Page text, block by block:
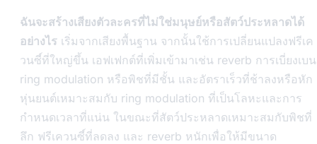
ฉันจะสร้างเสียงตัวละครที่ไม่ใช่มนุษย์หรือสัตว์ประหลาดได้
อย่างไร เริ่มจากเสียงพื้นฐาน จากนั้นใช้การเปลี่ยนแปลงฟรีเค
วนซี์ที่ใหญ่ขึ้น เอฟเฟกต์ที่เพิ่มเข้ามาเช่น reverb การเบี่ยงเบน
ring modulation หรือพิชที่มีชั้น และอัตราเร็วที่ช้าลงหรือหัก
หุ่นยนต์เหมาะสมกับ ring modulation ที่เป็นโลหะและการ
กำหนดเวลาที่แน่น ในขณะที่สัตว์ประหลาดเหมาะสมกับพิชที่
ลึก ฟรีเควนซี์ที่ลดลง และ reverb หนักเพื่อให้มีขนาด